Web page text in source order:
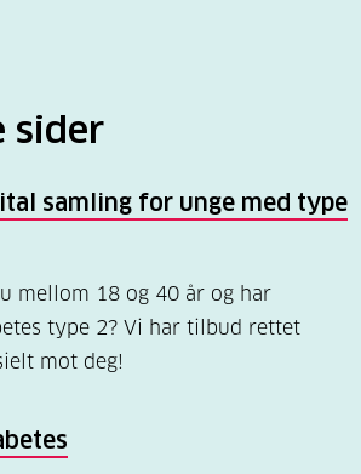
sider
samling for unge med type
mellom 18 og 40 år og har
type 2? Vi har tilbud rettet
mot deg!